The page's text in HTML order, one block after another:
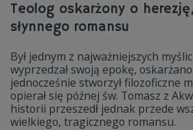
Teolog oskarżony o
słynnego romansu
Był jednym z najważniejszych
wyprzedzał swoją epokę,
jednocześnie stworzył filozoficzne
opierał się późnej św. Tomasz z
historii przeszedł jednak przede
wielkiego, tragicznego romansu.